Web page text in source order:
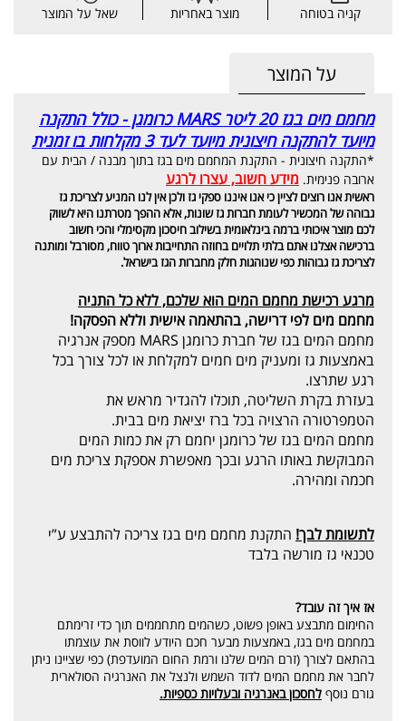
קניה בטוחה מוצר באחריות שאל על המוצר
על המוצר
מחמם מים בגז 20 ליטר MARS כרומגן - כולל התקנה
מיועד להתקנה חיצונית מיועד לעד 3 מקלחות בו זמנית
*התקנה חיצונית - התקנת המחמם מים בגז בתוך מבנה / הבית עם
ארובה פנימית. מידע חשוב, עצרו לרגע
ראשית אנו רוצים לציין כי אנו איננו ספקי גז ולכן אין לנו המניע לצריכת גז
גבוהה של המכשיר לעומת חברות גז שונות, אלא ההפך מטרתנו היא לשווק
לכם מוצר איכותי ברמה בינלאומית בשילוב חיסכון מקסימלי והכי חשוב
ברכישה אצלנו אתם בלתי תלויים בחוזה התחייבות ארוך טווח, מסורבל ומותנה
לצריכת גז גבוהות כפי שנוהגות חלק מחברות הגז בישראל.
מרגע רכישת מחמם המים הוא שלכם, ללא כל התניה
מחמם מים לפי דרישה, בהתאמה אישית וללא הפסקה!
מחמם המים בגז של חברת כרומגן MARS מספק אנרגיה
באמצעות גז ומעניק מים חמים למקלחת או לכל צורך בכל
רגע שתרצו.
בעזרת בקרת השליטה, תוכלו להגדיר מראש את
הטמפרטורה הרצויה בכל ברז יציאת מים בבית.
מחמם המים בגז של כרומגן יחמם רק את כמות המים
המבוקשת באותו הרגע ובכך מאפשרת אספקת צריכת מים
חכמה ומהירה.
לתשומת לבך! התקנת מחמם מים בגז צריכה להתבצע ע”י
טכנאי גז מורשה בלבד
אז איך זה עובד?
החימום מתבצע באופן פשוט, כשהמים מתחממים תוך כדי זרימתם
במחמם מים בגז, באמצעות מבער חכם היודע לווסת את עוצמתו
בהתאם לצורך (זרם המים שלנו ורמת החום המועדפת) כפי שציינו ניתן
לחבר את מחמם המים לדוד השמש ולנצל את האנרגיה הסולארית
גורם נוסף לחסכון באנרגיה ובעלויות כספיות.